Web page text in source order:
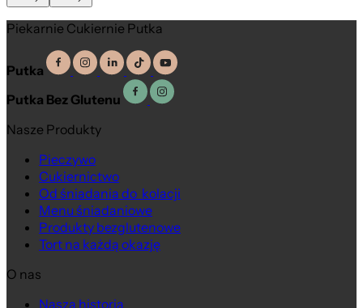
Piekarnie Cukiernie Putka
Putka
Putka Bez Glutenu
Nasze Produkty
Pieczywo
Cukiernictwo
Od śniadania do kolacji
Menu śniadaniowe
Produkty bezglutenowe
Tort na każdą okazję
O nas
Nasza historia